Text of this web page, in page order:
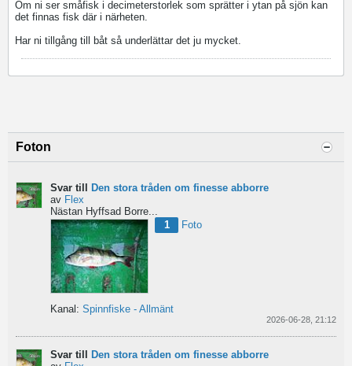
Om ni ser småfisk i decimeterstorlek som sprätter i ytan på sjön kan
det finnas fisk där i närheten.
Har ni tillgång till båt så underlättar det ju mycket.
Foton
Svar till
Den stora tråden om finesse abborre
av Flex
Nästan Hyffsad Borre...
1
Foto
Kanal: Spinnfiske - Allmänt
2026-06-28, 21:12
Svar till Den stora tråden om finesse abborre